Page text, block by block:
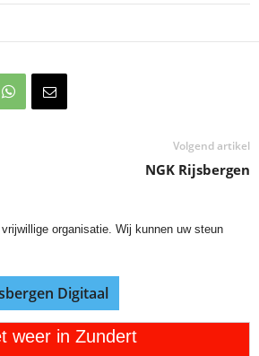
Volgend artikel
NGK Rijsbergen
organisatie. Wij kunnen uw steun
Digitaal
weer in Zundert